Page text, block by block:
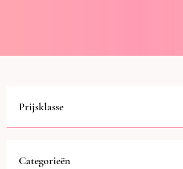
Prijsklasse
Categorieën